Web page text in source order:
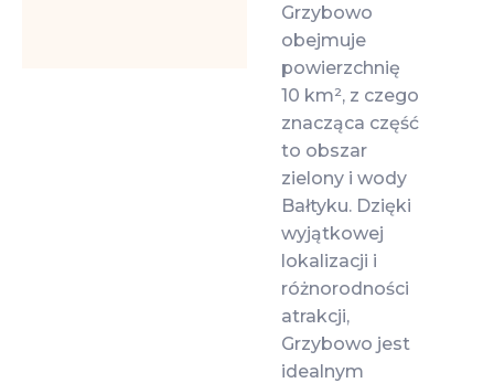
Grzybowo
obejmuje
powierzchnię
10 km², z czego
znacząca część
to obszar
zielony i wody
Bałtyku. Dzięki
wyjątkowej
lokalizacji i
różnorodności
atrakcji,
Grzybowo jest
idealnym